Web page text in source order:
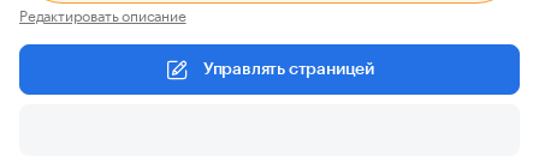
Редактировать описание
Управлять страницей